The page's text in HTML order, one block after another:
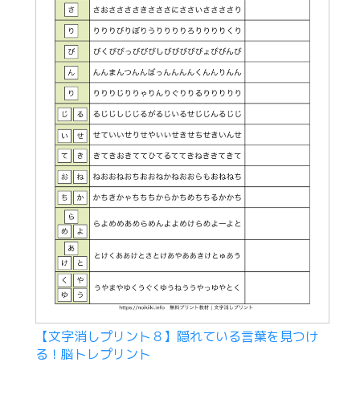
【文字消しプリント８】隠れている言葉を見つけ
る！脳トレプリント